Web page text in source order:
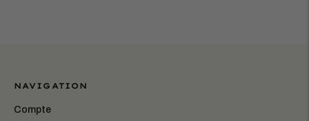
NAVIGATION
Compte